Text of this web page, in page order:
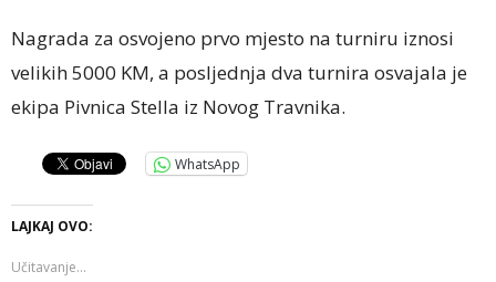
Nagrada za osvojeno prvo mjesto na turniru iznosi
velikih 5000 KM, a posljednja dva turnira osvajala je
ekipa Pivnica Stella iz Novog Travnika.
WhatsApp
LAJKAJ OVO:
Učitavanje...